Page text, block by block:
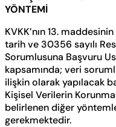
YÖNTEMİ
KVKK’nın 13.
tarih ve 30356 sayılı
Sorumlusuna Başvuru
kapsamında; veri
ilişkin olarak yapılacak
Kişisel Verilerin
belirlenen diğer
gerekmektedir.